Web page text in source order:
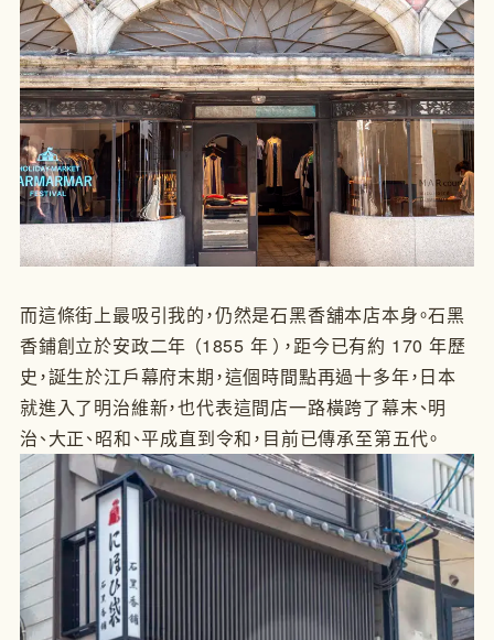
而這條街上最吸引我的，仍然是石黑香舖本店本身。石黑
香鋪創立於安政二年 （1855 年 ），距今已有約 170 年歷
史，誕生於江戶幕府末期，這個時間點再過十多年，日本
就進入了明治維新，也代表這間店一路橫跨了幕末、明
治、大正、昭和、平成直到令和，目前已傳承至第五代。